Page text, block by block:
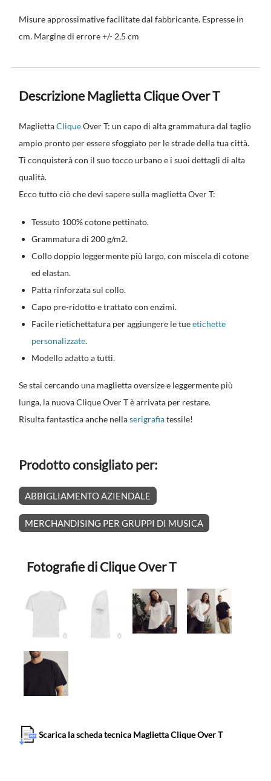
Misure approssimative facilitate dal fabbricante. Espresse in
cm. Margine di errore +/- 2,5 cm
Descrizione Maglietta Clique Over T
MagliettaCliqueOver T: un capo di alta grammatura dal taglio
ampio pronto per essere sfoggiato per le strade della tua città.
Ti conquisterà con il suo tocco urbano e i suoi dettagli di alta
qualità.
Ecco tutto ciò che devi sapere sulla maglietta Over T:
Tessuto 100% cotone pettinato.
Grammatura di 200 g/m2.
Collo doppio leggermente più largo, con miscela di cotone
ed elastan.
Patta rinforzata sul collo.
Capo pre-ridotto e trattato con enzimi.
Facile rietichettatura per aggiungere le tueetichette
personalizzate.
Modello adatto a tutti.
Se stai cercando una maglietta oversize e leggermente più
lunga, la nuova Clique Over T è arrivata per restare.
Risulta fantastica anche nellaserigrafiatessile!
Prodotto consigliato per:
ABBIGLIAMENTO AZIENDALE
MERCHANDISING PER GRUPPI DI MUSICA
Fotografie di Clique Over T
Scarica la scheda tecnica Maglietta Clique Over T